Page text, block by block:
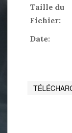
Taille du
Fichier:
Date: